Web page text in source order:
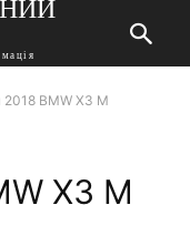
2018 BMW X3 M
X3 M